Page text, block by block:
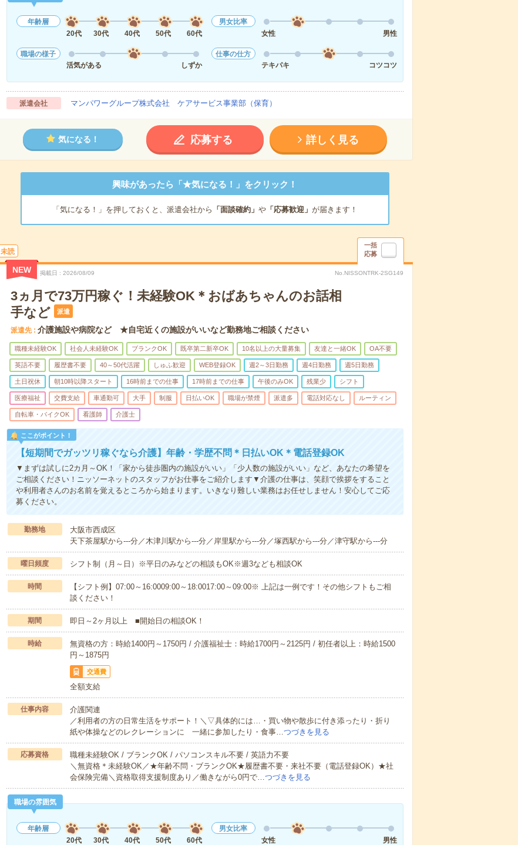
年齢層
20代
30代 40代 50代 60代
男女比率
女性
男性
職場の様子
活気がある
しずか
仕事の仕方
テキパキ
コツコツ
派遣会社 マンパワーグループ株式会社 ケアサービス事業部（保育）
気になる！ 応募する 詳しく見る
興味があったら「★気になる！」をクリック！
「気になる！」を押しておくと、派遣会社から 「面談確約」 や「応募歓迎」 が届きます！
未読
一括
応募
NEW 掲載日 2026/08/09 No.NISSONTRK-2SG149
3ヵ月で73万円稼ぐ！未経験OK＊おばあちゃんのお話相
手など
派遣
派遣先 介護施設や病院など ★自宅近くの施設がいいなど勤務地ご相談ください
職種未経験OK 社会人未経験OK ブランクOK 既卒第二新卒OK 10名以上の大量募集 友達と一緒OK OA不要
英語不要 履歴書不要 40～50代活躍 しゅふ歓迎 WEB登録OK 週2～3日勤務 週4日勤務 週5日勤務
土日祝休 朝10時以降スタート 16時前までの仕事 17時前までの仕事 午後のみOK 残業少 シフト
医療福祉 交費支給 車通勤可 大手 制服 日払いOK 職場が禁煙 派遣多 電話対応なし ルーティン
自転車・バイクOK 看護師 介護士
ここがポイント！
【短期間でガッツリ稼ぐなら介護】年齢・学歴不問＊日払いOK＊電話登録OK
▼まずは試しに2カ月～OK！「家から徒歩圏内の施設がいい」「少人数の施設がいい」など、あなたの希望を
ご相談ください！ニッソーネットのスタッフがお仕事をご紹介します▼介護の仕事は、笑顔で挨拶をすること
や利用者さんのお名前を覚えるところから始まります。いきなり難しい業務はお任せしません！安心してご応
募ください。
勤務地
大阪市西成区
天下茶屋駅から---分／木津川駅から---分／岸里駅から---分／塚西駅から---分／津守駅から---分
曜日頻度 シフト制（月～日）※平日のみなどの相談もOK※週3なども相談OK
時間
【シフト例】07:00～16:0009:00～18:0017:00～09:00※ 上記は一例です！その他シフトもご相
談ください！
期間 即日～2ヶ月以上 ■開始日の相談OK！
時給
無資格の方：時給1400円～1750円 / 介護福祉士：時給1700円～2125円 / 初任者以上：時給1500
円～1875円
交通費
全額支給
仕事内容
介護関連
／利用者の方の日常生活をサポート！＼▽具体的には…・買い物や散歩に付き添ったり・折り
紙や体操などのレクレーションに 一緒に参加したり・食事…つづきを見る
応募資格
職種未経験OK / ブランクOK / パソコンスキル不要 / 英語力不要
＼無資格＊未経験OK／★年齢不問・ブランクOK★履歴書不要・来社不要（電話登録OK）★社
会保険完備＼資格取得支援制度あり／働きながら0円で…つづきを見る
職場の雰囲気
年齢層
20代
30代 40代 50代 60代
男女比率
女性
男性